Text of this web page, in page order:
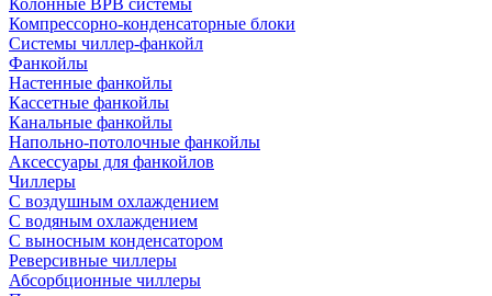
Колонные ВРВ системы
Компрессорно-конденсаторные блоки
Системы чиллер-фанкойл
Фанкойлы
Настенные фанкойлы
Кассетные фанкойлы
Канальные фанкойлы
Напольно-потолочные фанкойлы
Аксессуары для фанкойлов
Чиллеры
С воздушным охлаждением
С водяным охлаждением
С выносным конденсатором
Реверсивные чиллеры
Абсорбционные чиллеры